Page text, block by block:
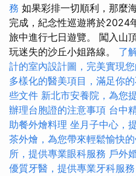
務 如果彩排一切順利，那麼
完成，紀念性巡遊將於2024
旅中進行七日遊覽。 闖入山
玩迷失的沙丘小姐路線。 了
計的室內設計圖，完美實現
多樣化的醫美項目，滿足你
些文件 新北市安養院，為您
辦理台胞證的注意事項 台中
助餐外燴料理 坐月子中心，
茶外燴，為您帶來輕鬆愉快
所，提供專業眼科服務 戶外
優質牙醫，提供專業牙科服務